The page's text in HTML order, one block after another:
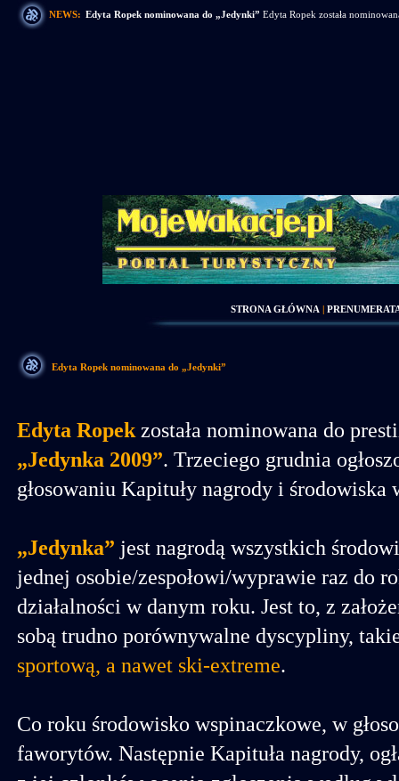
NEWS: Edyta Ropek nominowana do „Jedynki” Edyta Ropek została
STRONA GŁÓWNA
Edyta Ropek nominowana do „Jedynki”
Edyta Ropek została nominowana do
„Jedynka 2009”. Trzeciego grudnia
głosowaniu Kapituły nagrody i środowiska
„Jedynka” jest nagrodą wszystkich
jednej osobie/zespołowi/wyprawie raz do
działalności w danym roku. Jest to, z
sobą trudno porównywalne dyscypliny,
sportową, a nawet ski-extreme.
Co roku środowisko wspinaczkowe, w
faworytów. Następnie Kapituła nagrody,